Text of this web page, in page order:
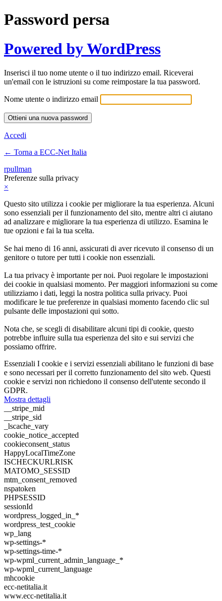
Password persa
Powered by WordPress
Inserisci il tuo nome utente o il tuo indirizzo email. Riceverai
un'email con le istruzioni su come reimpostare la tua password.
Nome utente o indirizzo email
Accedi
← Torna a ECC-Net Italia
rpullman
Preferenze sulla privacy
×
Questo sito utilizza i cookie per migliorare la tua esperienza. Alcuni
sono essenziali per il funzionamento del sito, mentre altri ci aiutano
ad analizzare e migliorare la tua esperienza di utilizzo. Esamina le
tue opzioni e fai la tua scelta.
Se hai meno di 16 anni, assicurati di aver ricevuto il consenso di un
genitore o tutore per tutti i cookie non essenziali.
La tua privacy è importante per noi. Puoi regolare le impostazioni
dei cookie in qualsiasi momento. Per maggiori informazioni su come
utilizziamo i dati, leggi la nostra politica sulla privacy. Puoi
modificare le tue preferenze in qualsiasi momento facendo clic sul
pulsante delle impostazioni qui sotto.
Nota che, se scegli di disabilitare alcuni tipi di cookie, questo
potrebbe influire sulla tua esperienza del sito e sui servizi che
possiamo offrire.
Essenziali I cookie e i servizi essenziali abilitano le funzioni di base
e sono necessari per il corretto funzionamento del sito web. Questi
cookie e servizi non richiedono il consenso dell'utente secondo il
GDPR.
Mostra dettagli
__stripe_mid
__stripe_sid
_lscache_vary
cookie_notice_accepted
cookieconsent_status
HappyLocalTimeZone
ISCHECKURLRISK
MATOMO_SESSID
mtm_consent_removed
nspatoken
PHPSESSID
sessionId
wordpress_logged_in_*
wordpress_test_cookie
wp_lang
wp-settings-*
wp-settings-time-*
wp-wpml_current_admin_language_*
wp-wpml_current_language
mhcookie
ecc-netitalia.it
www.ecc-netitalia.it